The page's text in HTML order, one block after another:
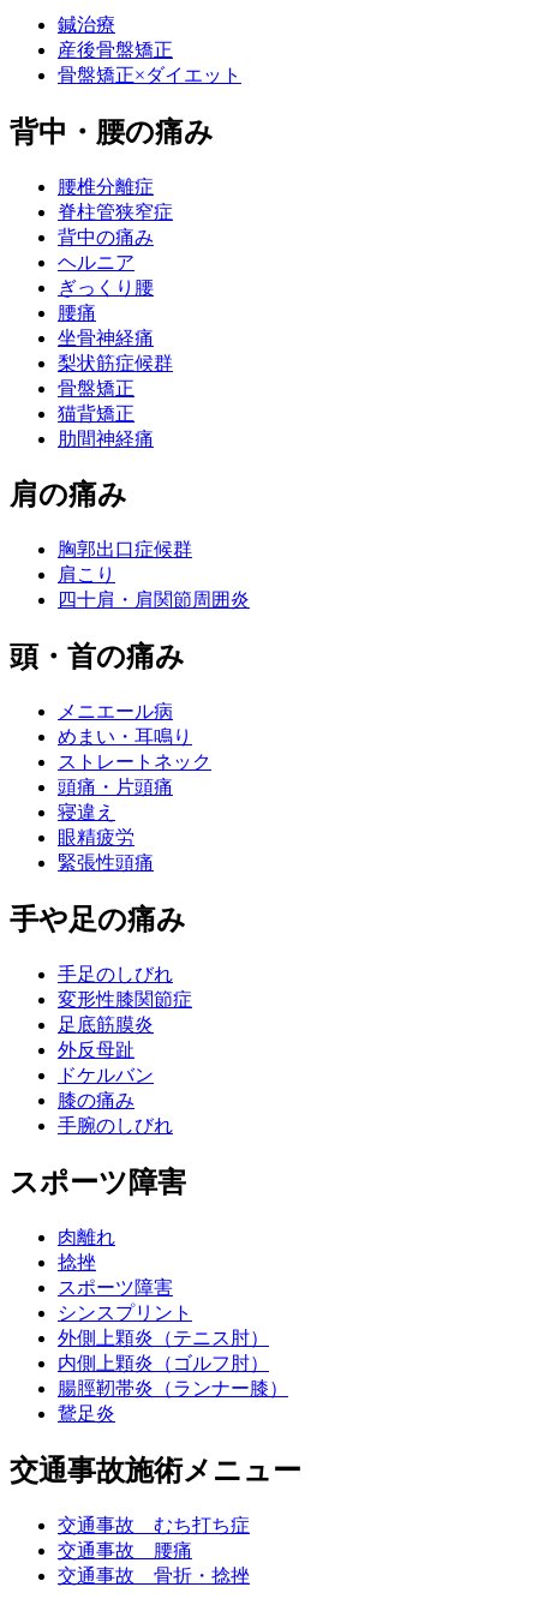
鍼治療
産後骨盤矯正
骨盤矯正×ダイエット
背中・腰の痛み
腰椎分離症
脊柱管狭窄症
背中の痛み
ヘルニア
ぎっくり腰
腰痛
坐骨神経痛
梨状筋症候群
骨盤矯正
猫背矯正
肋間神経痛
肩の痛み
胸郭出口症候群
肩こり
四十肩・肩関節周囲炎
頭・首の痛み
メニエール病
めまい・耳鳴り
ストレートネック
頭痛・片頭痛
寝違え
眼精疲労
緊張性頭痛
手や足の痛み
手足のしびれ
変形性膝関節症
足底筋膜炎
外反母趾
ドケルバン
膝の痛み
手腕のしびれ
スポーツ障害
肉離れ
捻挫
スポーツ障害
シンスプリント
外側上顆炎（テニス肘）
内側上顆炎（ゴルフ肘）
腸脛靭帯炎（ランナー膝）
鵞足炎
交通事故施術メニュー
交通事故 むち打ち症
交通事故 腰痛
交通事故 骨折・捻挫